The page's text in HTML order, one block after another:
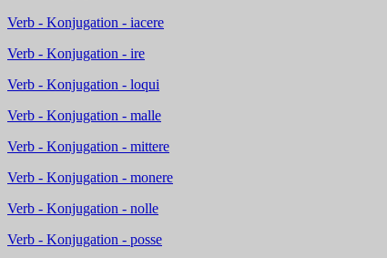
Verb - Konjugation - iacere
Verb - Konjugation - ire
Verb - Konjugation - loqui
Verb - Konjugation - malle
Verb - Konjugation - mittere
Verb - Konjugation - monere
Verb - Konjugation - nolle
Verb - Konjugation - posse